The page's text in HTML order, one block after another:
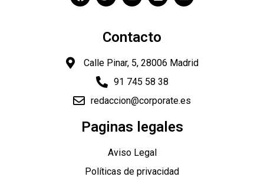
Contacto
Calle Pinar, 5, 28006 Madrid
91 745 58 38
redaccion@corporate.es
Paginas legales
Aviso Legal
Políticas de privacidad